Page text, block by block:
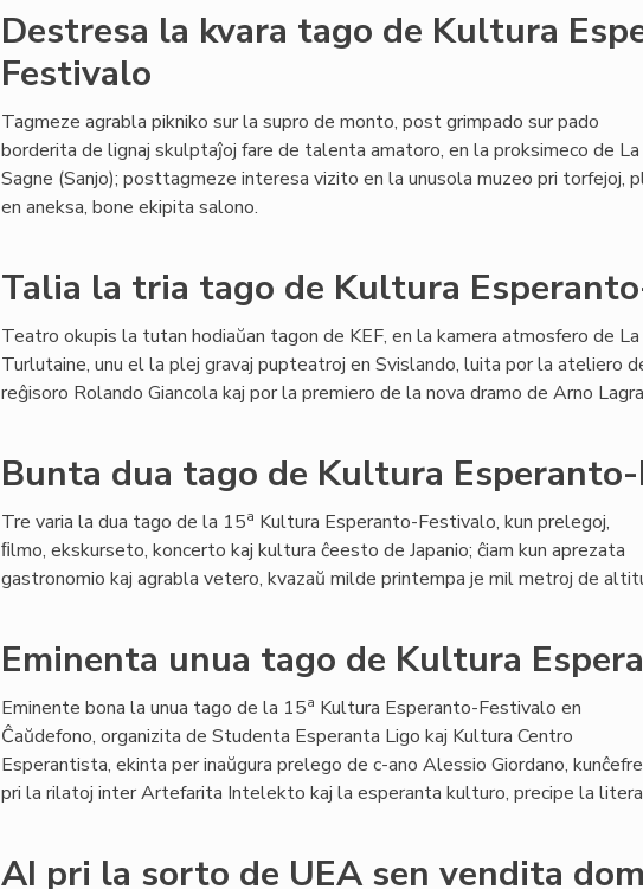
Destresa la kvara tago de Kultura
Festivalo
Tagmeze agrabla pikniko sur la supro de monto, post grimpado sur pado
borderita de lignaj skulptaĵoj fare de talenta amatoro, en la proksimeco de La
Sagne (Sanjo); posttagmeze interesa vizito en la unusola muzeo pri torfejoj,
en aneksa, bone ekipita salono.
Talia la tria tago de Kultura
Teatro okupis la tutan hodiaŭan tagon de KEF, en la kamera atmosfero de La
Turlutaine, unu el la plej gravaj pupteatroj en Svislando, luita por la ateliero
reĝisoro Rolando Giancola kaj por la premiero de la nova dramo de Arno
Bunta dua tago de Kultura
Tre varia la dua tago de la 15a Kultura Esperanto-Festivalo, kun prelegoj,
ﬁlmo, ekskurseto, koncerto kaj kultura ĉeesto de Japanio; ĉiam kun aprezata
gastronomio kaj agrabla vetero, kvazaŭ milde printempa je mil metroj de
Eminenta unua tago de Kultura
Eminente bona la unua tago de la 15a Kultura Esperanto-Festivalo en
Ĉaŭdefono, organizita de Studenta Esperanta Ligo kaj Kultura Centro
Esperantista, ekinta per inaŭgura prelego de c-ano Alessio Giordano,
pri la rilatoj inter Artefarita Intelekto kaj la esperanta kulturo, precipe la
AI pri la sorto de UEA sen vendita